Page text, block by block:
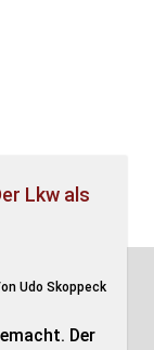
Lkw als
Udo Skoppeck
Der